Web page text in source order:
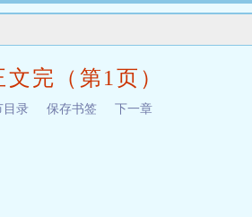
完（第1页）
目录 保存书签 下一章